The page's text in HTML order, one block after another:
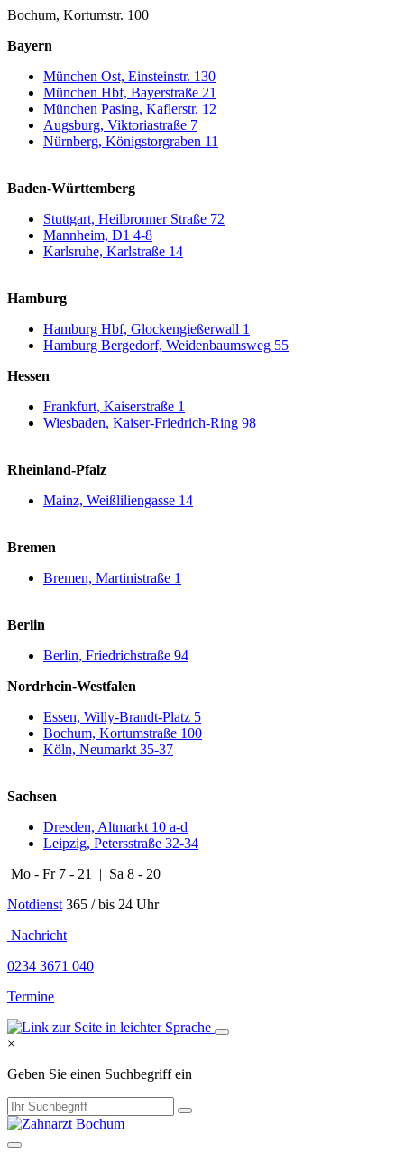
Bochum, Kortumstr. 100
Bayern
München Ost, Einsteinstr. 130
München Hbf, Bayerstraße 21
München Pasing, Kaflerstr. 12
Augsburg, Viktoriastraße 7
Nürnberg, Königstorgraben 11
Baden-Württemberg
Stuttgart, Heilbronner Straße 72
Mannheim, D1 4-8
Karlsruhe, Karlstraße 14
Hamburg
Hamburg Hbf, Glockengießerwall 1
Hamburg Bergedorf, Weidenbaumsweg 55
Hessen
Frankfurt, Kaiserstraße 1
Wiesbaden, Kaiser-Friedrich-Ring 98
Rheinland-Pfalz
Mainz, Weißliliengasse 14
Bremen
Bremen, Martinistraße 1
Berlin
Berlin, Friedrichstraße 94
Nordrhein-Westfalen
Essen, Willy-Brandt-Platz 5
Bochum, Kortumstraße 100
Köln, Neumarkt 35-37
Sachsen
Dresden, Altmarkt 10 a-d
Leipzig, Petersstraße 32-34
Mo - Fr 7 - 21 | Sa 8 - 20
Notdienst 365 / bis 24 Uhr
​​​ Nachricht
0234 3671 040
Termine
×
Geben Sie einen Suchbegriff ein